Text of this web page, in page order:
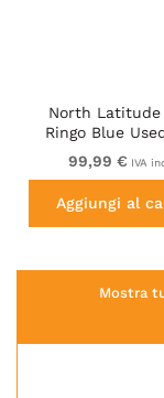
North Latitude
Ringo Blue
99,99 € IVA
Aggiungi al
Mostra